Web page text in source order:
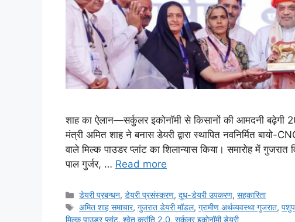
शाह का ऐलान—सर्कुलर इकोनॉमी से किसानों की आमदनी बढ़ेगी
मंत्री अमित शाह ने बनास डेयरी द्वारा स्थापित नवनिर्मित
वाले मिल्क पाउडर प्लांट का शिलान्यास किया। समारोह में
पाल गुर्जर, … Read more
डेयरी प्रबन्धन,डेयरी प्रसंस्करण,दूध-डेयरी उपकरण,सहकारिता
अमित शाह समाचार,गुजरात डेयरी मॉडल,ग्रामीण अर्थव्यवस्था गुजरात,
मिल्क पाउडर प्लांट, श्वेत क्रांति 2.0, सर्कुलर इकोनॉमी डेयरी